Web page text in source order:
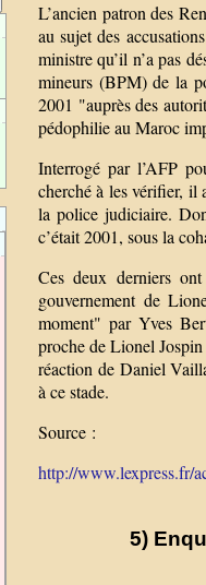
L’ancien patron des
au sujet des
ministre qu’il n’a pas
mineurs (BPM) de la
2001 "auprès des
pédophilie au Maroc
Interrogé par l’AFP
cherché à les vérifier, il
la police judiciaire.
c’était 2001, sous la
Ces deux derniers
gouvernement de
moment" par Yves
proche de Lionel
réaction de Daniel
à ce stade.
Source :
http://www.lexpress.fr/
5)